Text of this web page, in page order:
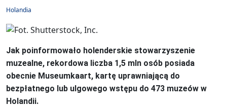
Holandia
Jak poinformowało holenderskie stowarzyszenie
muzealne, rekordowa liczba 1,5 mln osób posiada
obecnie Museumkaart, kartę uprawniającą do
bezpłatnego lub ulgowego wstępu do 473 muzeów w
Holandii.